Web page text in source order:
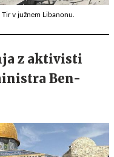
Tir v južnem Libanonu.
z aktivisti
Ben-